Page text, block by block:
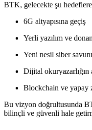
BTK, gelecekte şu
6G altyapısına geçiş
Yerli yazılım ve
Yeni nesil siber
Dijital okuryazarlığın
Blockchain ve yapay
Bu vizyon doğrultusunda
bilinçli ve güvenli hale